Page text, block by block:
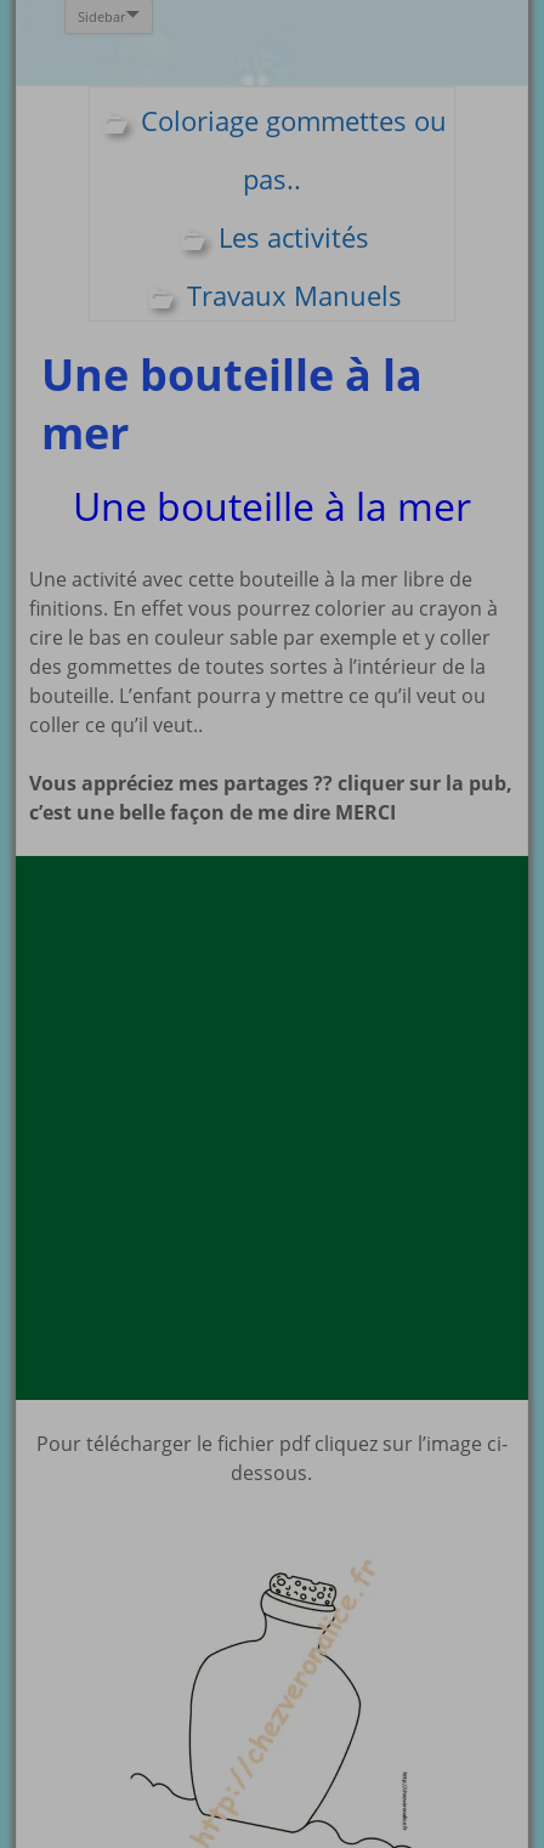
Sidebar
Coloriage gommettes ou
pas..
Les activités
Travaux Manuels
Une bouteille à la
mer
Une bouteille à la mer
Une activité avec cette bouteille à la mer libre de
finitions. En effet vous pourrez colorier au crayon à
cire le bas en couleur sable par exemple et y coller
des gommettes de toutes sortes à l’intérieur de la
bouteille. L’enfant pourra y mettre ce qu’il veut ou
coller ce qu’il veut..
Vous appréciez mes partages ?? cliquer sur la pub,
c’est une belle façon de me dire MERCI
Pour télécharger le fichier pdf cliquez sur l’image ci-
dessous.